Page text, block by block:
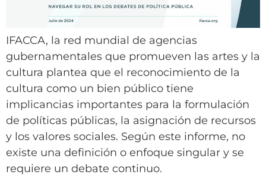
IFACCA, la red mundial de agencias
gubernamentales que promueven las artes y la
cultura plantea que el reconocimiento de la
cultura como un bien público tiene
implicancias importantes para la formulación
de políticas públicas, la asignación de recursos
y los valores sociales. Según este informe, no
existe una definición o enfoque singular y se
requiere un debate continuo.